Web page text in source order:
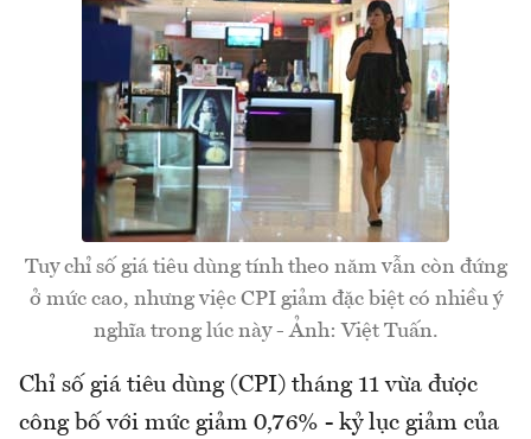
Tuy chỉ số giá tiêu dùng tính theo năm vẫn còn đứng
ở mức cao, nhưng việc CPI giảm đặc biệt có nhiều ý
nghĩa trong lúc này - Ảnh: Việt Tuấn.
Chỉ số giá tiêu dùng (CPI) tháng 11 vừa được
công bố với mức giảm 0,76% - kỷ lục giảm của